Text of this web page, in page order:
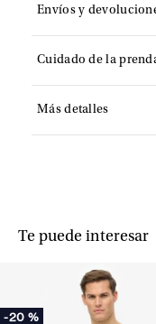
Envíos y
Cuidado de la
Más detalles
Te puede interesar
-20 %